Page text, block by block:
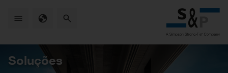
content
Soluções